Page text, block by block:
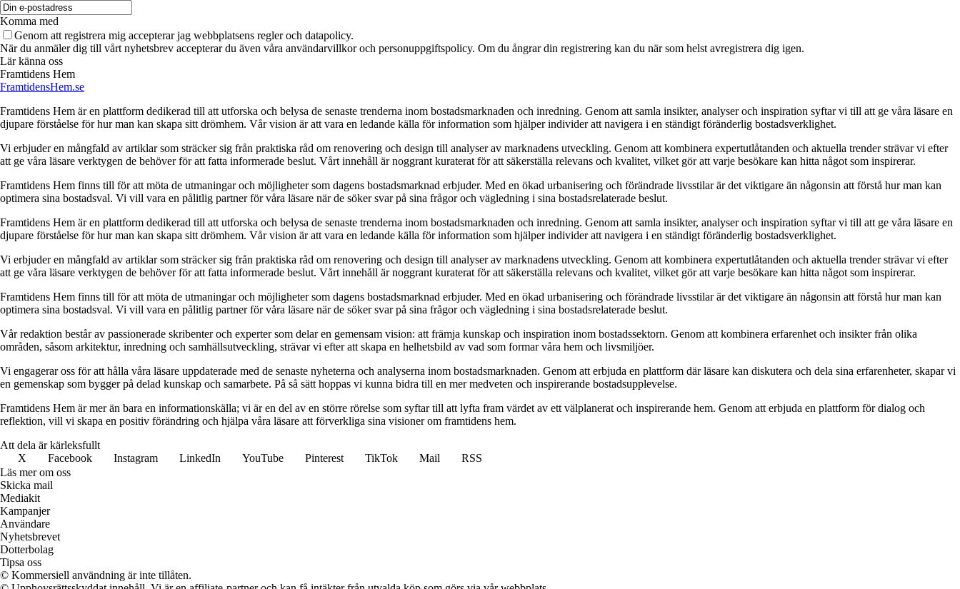
Komma med
Genom att registrera mig accepterar jag webbplatsens regler och datapolicy.
När du anmäler dig till vårt nyhetsbrev accepterar du även våra användarvillkor och personuppgiftspolicy. Om du ångrar din registrering kan du när som helst avregistrera dig igen.
Lär känna oss
Framtidens Hem
FramtidensHem.se
Framtidens Hem är en plattform dedikerad till att utforska och belysa de senaste trenderna inom bostadsmarknaden och inredning. Genom att samla insikter, analyser och inspiration syftar vi till att ge våra läsare en
djupare förståelse för hur man kan skapa sitt drömhem. Vår vision är att vara en ledande källa för information som hjälper individer att navigera i en ständigt föränderlig bostadsverklighet.
Vi erbjuder en mångfald av artiklar som sträcker sig från praktiska råd om renovering och design till analyser av marknadens utveckling. Genom att kombinera expertutlåtanden och aktuella trender strävar vi efter
att ge våra läsare verktygen de behöver för att fatta informerade beslut. Vårt innehåll är noggrant kuraterat för att säkerställa relevans och kvalitet, vilket gör att varje besökare kan hitta något som inspirerar.
Framtidens Hem finns till för att möta de utmaningar och möjligheter som dagens bostadsmarknad erbjuder. Med en ökad urbanisering och förändrade livsstilar är det viktigare än någonsin att förstå hur man kan
optimera sina bostadsval. Vi vill vara en pålitlig partner för våra läsare när de söker svar på sina frågor och vägledning i sina bostadsrelaterade beslut.
Framtidens Hem är en plattform dedikerad till att utforska och belysa de senaste trenderna inom bostadsmarknaden och inredning. Genom att samla insikter, analyser och inspiration syftar vi till att ge våra läsare en
djupare förståelse för hur man kan skapa sitt drömhem. Vår vision är att vara en ledande källa för information som hjälper individer att navigera i en ständigt föränderlig bostadsverklighet.
Vi erbjuder en mångfald av artiklar som sträcker sig från praktiska råd om renovering och design till analyser av marknadens utveckling. Genom att kombinera expertutlåtanden och aktuella trender strävar vi efter
att ge våra läsare verktygen de behöver för att fatta informerade beslut. Vårt innehåll är noggrant kuraterat för att säkerställa relevans och kvalitet, vilket gör att varje besökare kan hitta något som inspirerar.
Framtidens Hem finns till för att möta de utmaningar och möjligheter som dagens bostadsmarknad erbjuder. Med en ökad urbanisering och förändrade livsstilar är det viktigare än någonsin att förstå hur man kan
optimera sina bostadsval. Vi vill vara en pålitlig partner för våra läsare när de söker svar på sina frågor och vägledning i sina bostadsrelaterade beslut.
Vår redaktion består av passionerade skribenter och experter som delar en gemensam vision: att främja kunskap och inspiration inom bostadssektorn. Genom att kombinera erfarenhet och insikter från olika
områden, såsom arkitektur, inredning och samhällsutveckling, strävar vi efter att skapa en helhetsbild av vad som formar våra hem och livsmiljöer.
Vi engagerar oss för att hålla våra läsare uppdaterade med de senaste nyheterna och analyserna inom bostadsmarknaden. Genom att erbjuda en plattform där läsare kan diskutera och dela sina erfarenheter, skapar vi
en gemenskap som bygger på delad kunskap och samarbete. På så sätt hoppas vi kunna bidra till en mer medveten och inspirerande bostadsupplevelse.
Framtidens Hem är mer än bara en informationskälla; vi är en del av en större rörelse som syftar till att lyfta fram värdet av ett välplanerat och inspirerande hem. Genom att erbjuda en plattform för dialog och
reflektion, vill vi skapa en positiv förändring och hjälpa våra läsare att förverkliga sina visioner om framtidens hem.
Att dela är kärleksfullt
X
Facebook Instagram LinkedIn YouTube Pinterest TikTok Mail
RSS
Läs mer om oss
Skicka mail
Mediakit
Kampanjer
Användare
Nyhetsbrevet
Dotterbolag
Tipsa oss
© Kommersiell användning är inte tillåten.